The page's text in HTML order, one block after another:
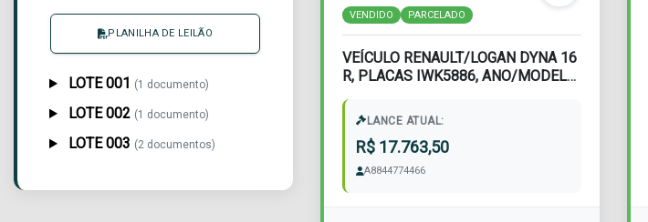
PLANILHA DE LEILÃO
LOTE 001 (1 documento)
LOTE 002 (1 documento)
LOTE 003 (2 documentos)
VENDIDO PARCELADO
VEÍCULO RENAULT/LOGAN DYNA 16
R, PLACAS IWK5886, ANO/MODELO
LANCE ATUAL:
R$ 17.763,50
A8844774466